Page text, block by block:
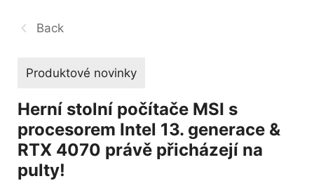
Back
Produktové novinky
Herní stolní počítače MSI s
procesorem Intel 13. generace &
RTX 4070 právě přicházejí na
pulty!